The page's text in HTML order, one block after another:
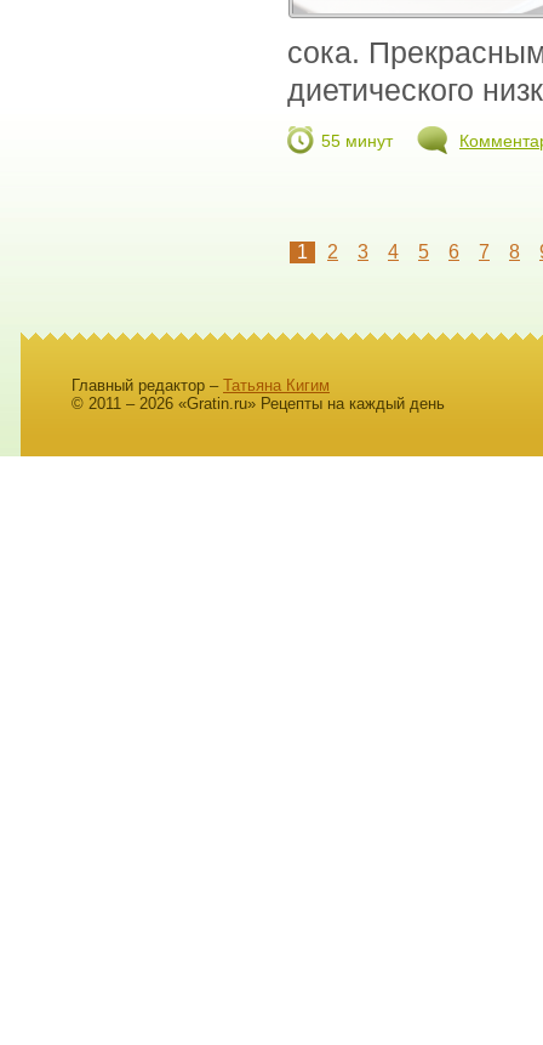
сока.
диетического
55 минут
1 2 3 4 5 6 7 8
Главный редактор – Татьяна Кигим
© 2011 – 2026 «Gratin.ru» Рецепты на каждый день